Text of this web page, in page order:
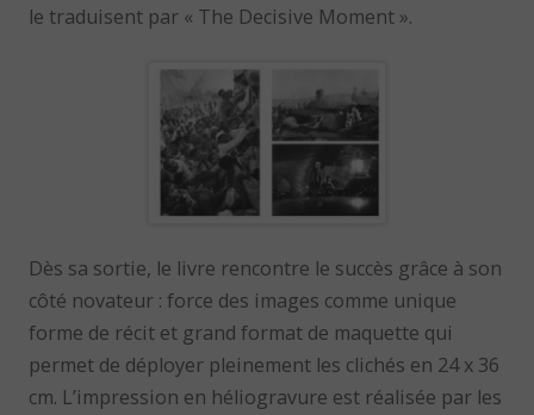
le traduisent par « The Decisive Moment ».
Dès sa sortie, le livre rencontre le succès grâce à son
côté novateur : force des images comme unique
forme de récit et grand format de maquette qui
permet de déployer pleinement les clichés en 24 x 36
cm. L’impression en héliogravure est réalisée par les